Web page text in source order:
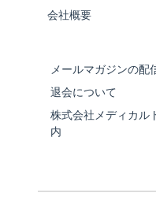
会社概要
メールマガジンの配
退会について
株式会社メディカ
内